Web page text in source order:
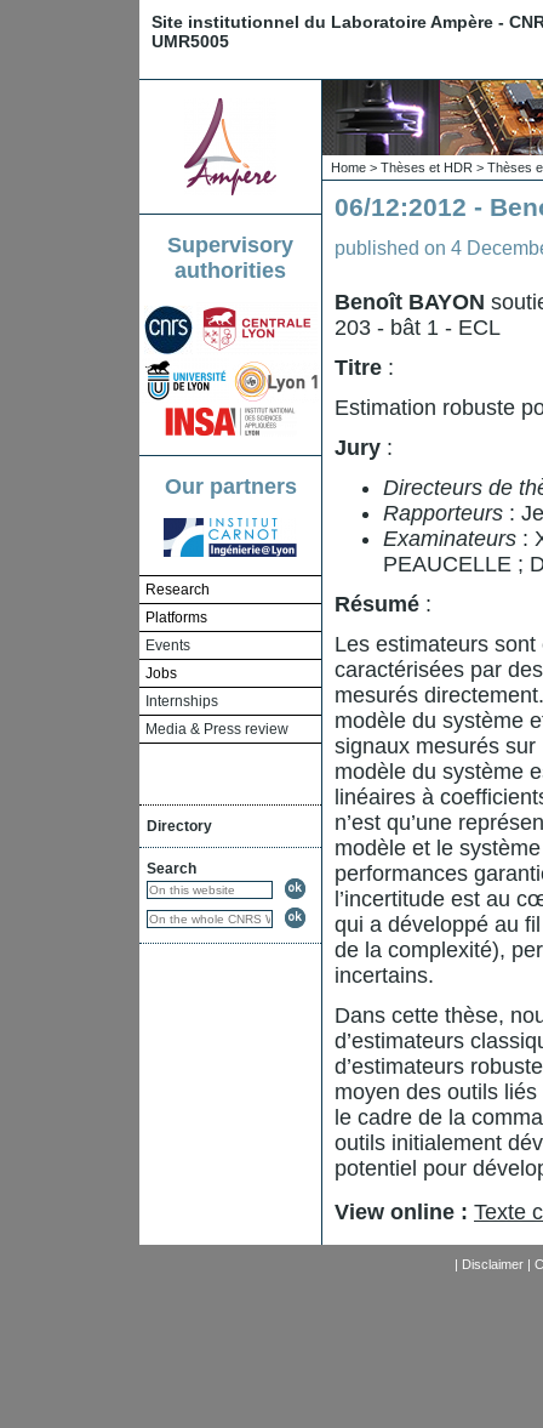
Site institutionnel du Laboratoire Ampère -
UMR5005
Supervisory
authorities
Our partners
Research
Platforms
Events
Jobs
Internships
Media & Press review
Directory
Search
Home > Thèses et HDR > Thèses
06/12:2012 -
published on 4
Benoît BAYON
203 - bât 1 - ECL
Titre :
Estimation robuste
Jury :
Directeurs de
Rapporteurs :
Examinateurs :
PEAUCELLE ;
Résumé :
Les estimateurs
caractérisées par
mesurés
modèle du système
signaux mesurés
modèle du système
linéaires à
n’est qu’une
modèle et le
performances
l’incertitude est au
qui a développé au
de la complexité),
incertains.
Dans cette thèse,
d’estimateurs
d’estimateurs
moyen des outils
le cadre de la
outils initialement
potentiel pour
View online : Texte
| Disclaimer|